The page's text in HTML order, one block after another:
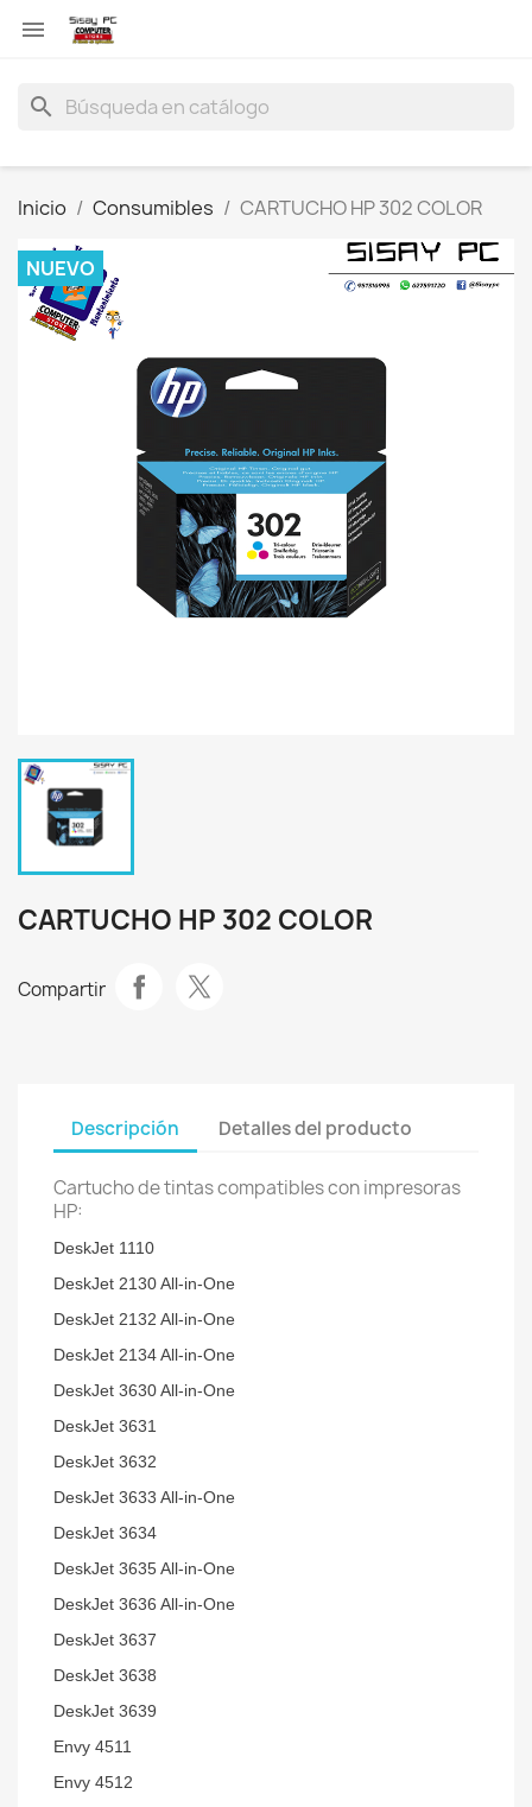

search
Inicio Consumibles CARTUCHO HP 302 COLOR
NUEVO
CARTUCHO HP 302 COLOR
Compartir
Descripción Detalles del producto
Cartucho de tintas compatibles con impresoras
HP:
DeskJet 1110
DeskJet 2130 All-in-One
DeskJet 2132 All-in-One
DeskJet 2134 All-in-One
DeskJet 3630 All-in-One
DeskJet 3631
DeskJet 3632
DeskJet 3633 All-in-One
DeskJet 3634
DeskJet 3635 All-in-One
DeskJet 3636 All-in-One
DeskJet 3637
DeskJet 3638
DeskJet 3639
Envy 4511
Envy 4512